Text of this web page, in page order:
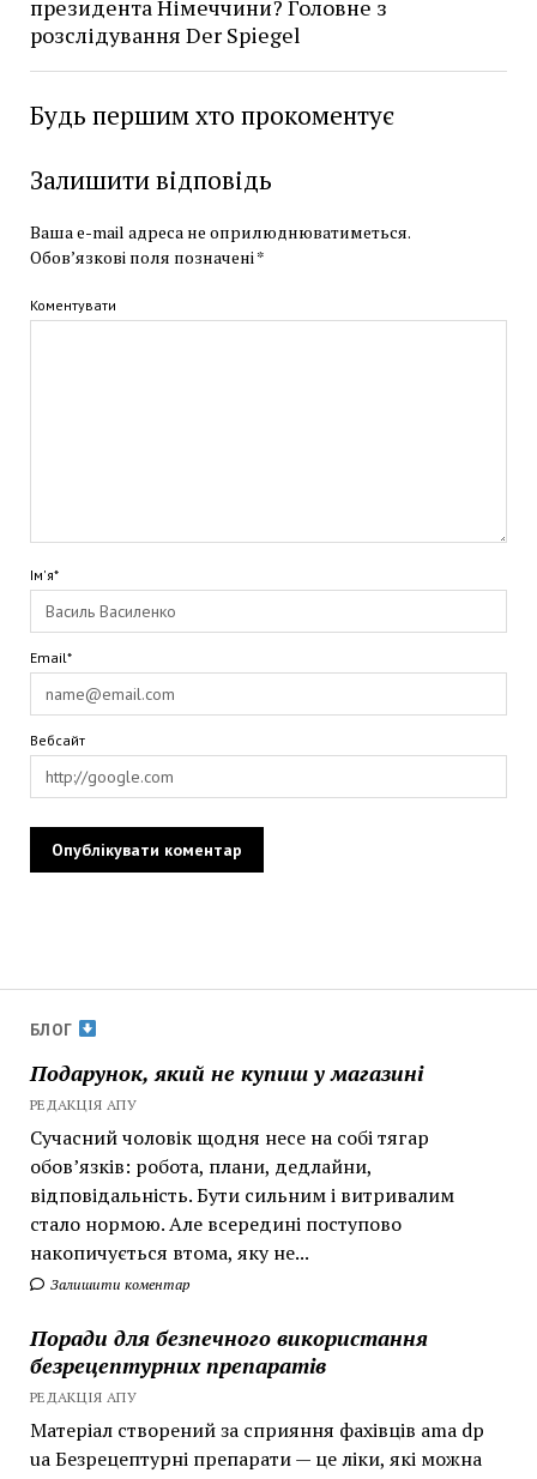
БЛОГ
Подарунок, який не купиш у магазині
РЕДАКЦІЯ АПУ
Сучасний чоловік щодня несе на собі тягар
обов’язків: робота, плани, дедлайни,
відповідальність. Бути сильним і витривалим
стало нормою. Але всередині поступово
накопичується втома, яку не...
Залишити коментар
Поради для безпечного використання
безрецептурних препаратів
РЕДАКЦІЯ АПУ
Матеріал створений за сприяння фахівців ama dp
ua Безрецептурні препарати — це ліки, які можна
президента Німеччини? Головне з
розслідування Der Spiegel
Будь першим хто прокоментує
Залишити відповідь
Ваша e-mail адреса не оприлюднюватиметься.
Обов’язкові поля позначені*
Коментувати
Ім'я*
Email*
Вебсайт